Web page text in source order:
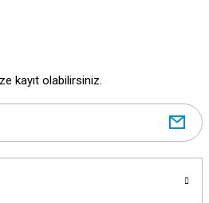
Gönder
kayıt olabilirsiniz.